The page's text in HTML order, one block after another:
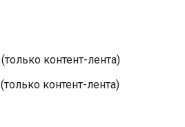
(только контент-лента)
(только контент-лента)